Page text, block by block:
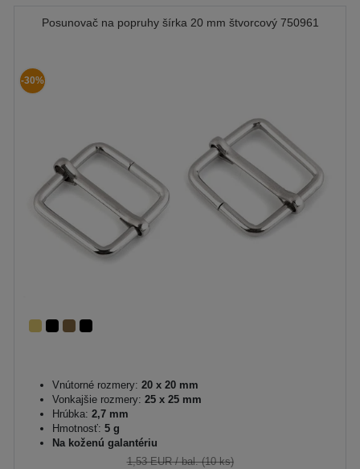
Posunovač na popruhy šírka 20 mm štvorcový 750961
-30%
Vnútorné rozmery: 20 x 20 mm
Vonkajšie rozmery: 25 x 25 mm
Hrúbka: 2,7 mm
Hmotnosť: 5 g
Na koženú galantériu
1,53 EUR/ bal. (10 ks)